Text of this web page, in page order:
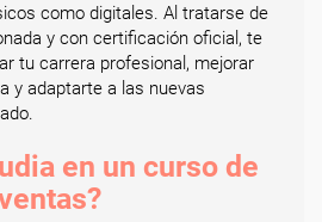
como digitales. Al tratarse de
y con certificación oficial, te
tu carrera profesional, mejorar
y adaptarte a las nuevas
en un curso de